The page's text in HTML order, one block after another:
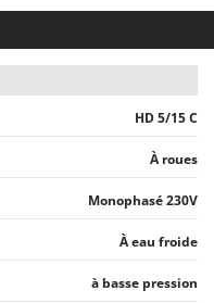
HD 5/15 C
À roues
Monophasé 230V
À eau froide
à basse pression